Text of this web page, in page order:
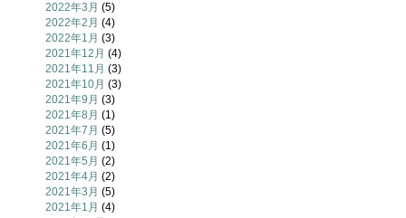
2022年3月 (5)
2022年2月 (4)
2022年1月 (3)
2021年12月 (4)
2021年11月 (3)
2021年10月 (3)
2021年9月 (3)
2021年8月 (1)
2021年7月 (5)
2021年6月 (1)
2021年5月 (2)
2021年4月 (2)
2021年3月 (5)
2021年1月 (4)